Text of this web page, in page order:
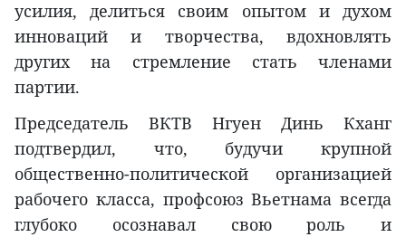
усилия, делиться своим опытом и духом
инноваций и творчества, вдохновлять
других на стремление стать членами
партии.
Председатель ВКТВ Нгуен Динь Кханг
подтвердил, что, будучи крупной
общественно-политической организацией
рабочего класса, профсоюз Вьетнама всегда
глубоко осознавал свою роль и